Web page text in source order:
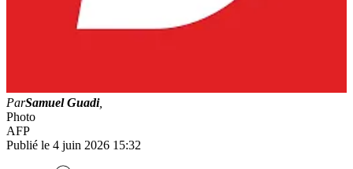
ParSamuel Guadi,
Photo
AFP
Publié le 4 juin 2026 15:32